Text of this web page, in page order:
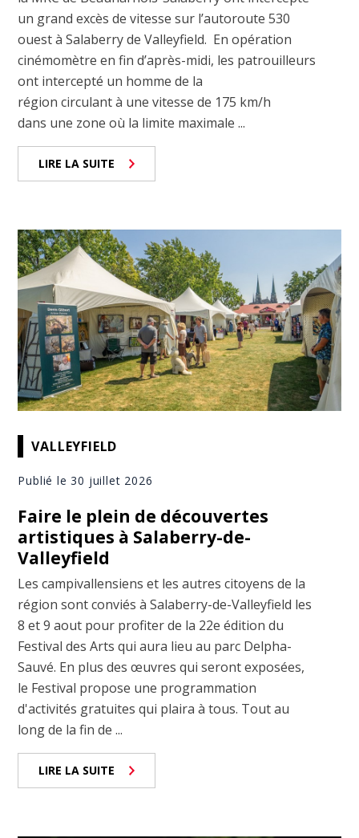
un grand excès de vitesse sur l’autoroute 530
ouest à Salaberry de Valleyfield. En opération
cinémomètre en fin d’après-midi, les patrouilleurs
ont intercepté un homme de la
région circulant à une vitesse de 175 km/h
dans une zone où la limite maximale ...
LIRE LA SUITE
VALLEYFIELD
Publié le 30 juillet 2026
Faire le plein de découvertes
artistiques à Salaberry-de-
Valleyfield
Les campivallensiens et les autres citoyens de la
région sont conviés à Salaberry-de-Valleyfield les
8 et 9 aout pour profiter de la 22e édition du
Festival des Arts qui aura lieu au parc Delpha-
Sauvé. En plus des œuvres qui seront exposées,
le Festival propose une programmation
d'activités gratuites qui plaira à tous. Tout au
long de la fin de ...
LIRE LA SUITE